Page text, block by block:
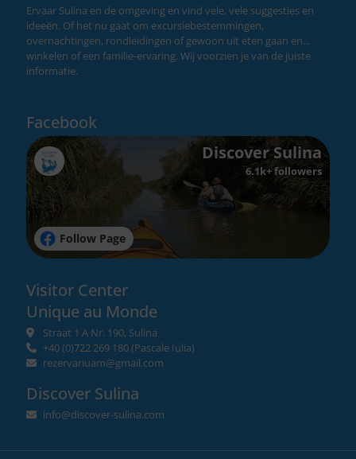
Ervaar Sulina en de omgeving en vind vele, vele suggesties en
ideeën. Of het nu gaat om excursiebestemmingen,
overnachtingen, rondleidingen of gewoon uit eten gaan en...
winkelen of een familie-ervaring. Wij voorzien je van de juiste
informatie.
Facebook
Discover Sulina
6.1k+ followers
Follow Page
Visitor Center
Unique au Monde
Straat 1 A Nr. 190, Sulina
+40 (0)722 269 180(Pascale Iulia)
rezervariuam@gmail.com
Discover Sulina
info@discover-sulina.com